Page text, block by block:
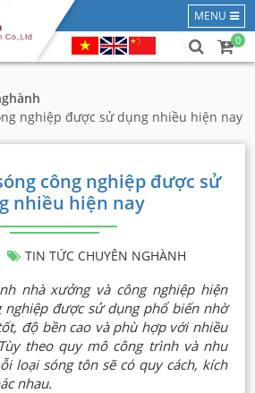
MENU
0
nghiệp được sử dụng nhiều hiện nay
công nghiệp được sử
nhiều hiện nay
TIN TỨC CHUYÊN NGHÀNH
nhà xưởng và công nghiệp hiện
nghiệp được sử dụng phổ biến nhờ
độ bền cao và phù hợp với nhiều
theo quy mô công trình và nhu
loại sóng tôn sẽ có quy cách, kích
nhau.